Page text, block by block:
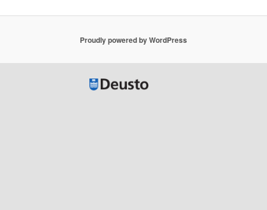
Proudly powered by WordPress